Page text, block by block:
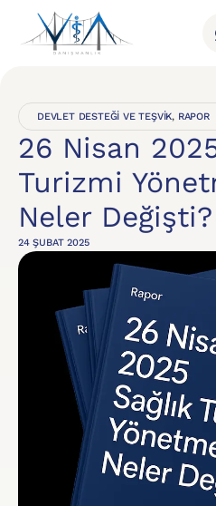
DEVLET DESTEĞI VE TEŞVIK, RAPOR
26 Nisan
Turizmi
Neler Değişti?
24 ŞUBAT 2025